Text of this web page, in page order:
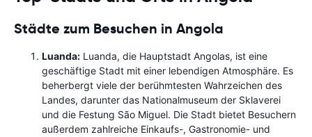
Städte zum Besuchen in Angola
Luanda: Luanda, die Hauptstadt Angolas, ist eine
geschäftige Stadt mit einer lebendigen Atmosphäre. Es
beherbergt viele der berühmtesten Wahrzeichen des
Landes, darunter das Nationalmuseum der Sklaverei
und die Festung São Miguel. Die Stadt bietet Besuchern
außerdem zahlreiche Einkaufs-, Gastronomie- und